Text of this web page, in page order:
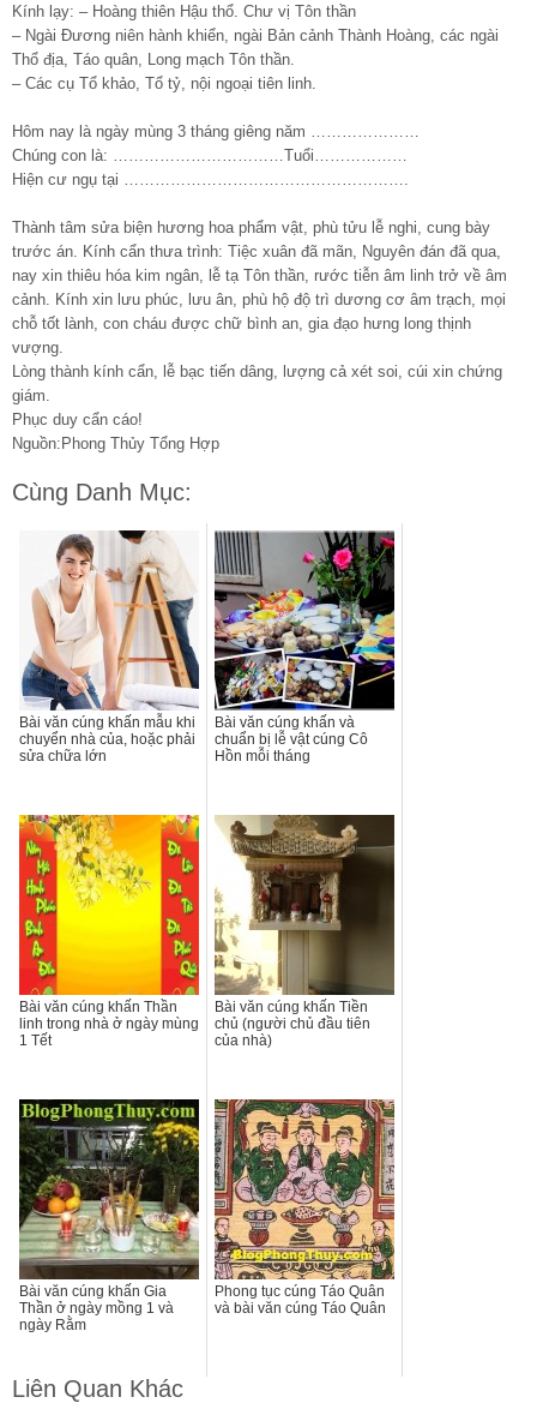
Kính lạy: – Hoàng thiên Hậu thổ. Chư vị Tôn thần
– Ngài Đương niên hành khiển, ngài Bản cảnh Thành Hoàng, các ngài
Thổ địa, Táo quân, Long mạch Tôn thần.
– Các cụ Tổ khảo, Tổ tỷ, nội ngoại tiên linh.
Hôm nay là ngày mùng 3 tháng giêng năm …………………
Chúng con là: ……………………………Tuổi………………
Hiện cư ngụ tại ……………………………………………….
Thành tâm sửa biện hương hoa phẩm vật, phù tửu lễ nghi, cung bày
trước án. Kính cẩn thưa trình: Tiệc xuân đã mãn, Nguyên đán đã qua,
nay xin thiêu hóa kim ngân, lễ tạ Tôn thần, rước tiễn âm linh trở về âm
cảnh. Kính xin lưu phúc, lưu ân, phù hộ độ trì dương cơ âm trạch, mọi
chỗ tốt lành, con cháu được chữ bình an, gia đạo hưng long thịnh
vượng.
Lòng thành kính cẩn, lễ bạc tiến dâng, lượng cả xét soi, cúi xin chứng
giám.
Phục duy cẩn cáo!
Nguồn:Phong Thủy Tổng Hợp
Cùng Danh Mục:
Bài văn cúng khấn mẫu khi
chuyển nhà của, hoặc phải
sửa chữa lớn
Bài văn cúng khấn và
chuẩn bị lễ vật cúng Cô
Hồn mỗi tháng
Bài văn cúng khấn Thần
linh trong nhà ở ngày mùng
1 Tết
Bài văn cúng khấn Tiền
chủ (người chủ đầu tiên
của nhà)
Bài văn cúng khấn Gia
Thần ở ngày mồng 1 và
ngày Rằm
Phong tục cúng Táo Quân
và bài văn cúng Táo Quân
Liên Quan Khác